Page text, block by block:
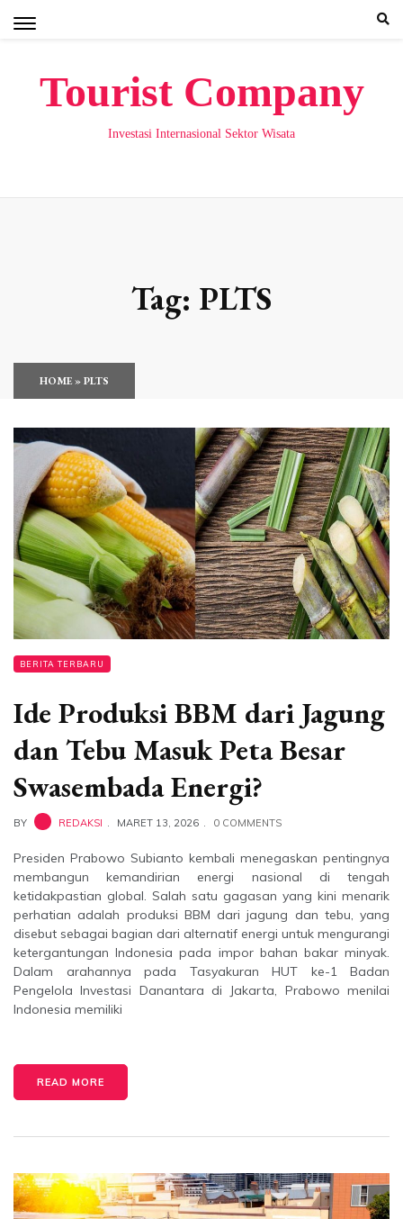
Tourist Company
Investasi Internasional Sektor Wisata
Tag: PLTS
HOME»PLTS
BERITA TERBARU
Ide Produksi BBM dari Jagung
dan Tebu Masuk Peta Besar
Swasembada Energi?
BY REDAKSI MARET 13, 2026 0 COMMENTS
Presiden Prabowo Subianto kembali menegaskan pentingnya
membangun kemandirian energi nasional di tengah
ketidakpastian global. Salah satu gagasan yang kini menarik
perhatian adalah produksi BBM dari jagung dan tebu, yang
disebut sebagai bagian dari alternatif energi untuk mengurangi
ketergantungan Indonesia pada impor bahan bakar minyak.
Dalam arahannya pada Tasyakuran HUT ke-1 Badan
Pengelola Investasi Danantara di Jakarta, Prabowo menilai
Indonesia memiliki
READ MORE